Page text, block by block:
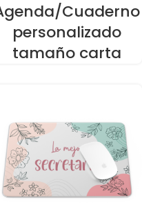
Cuaderno
personalizado
tamaño carta